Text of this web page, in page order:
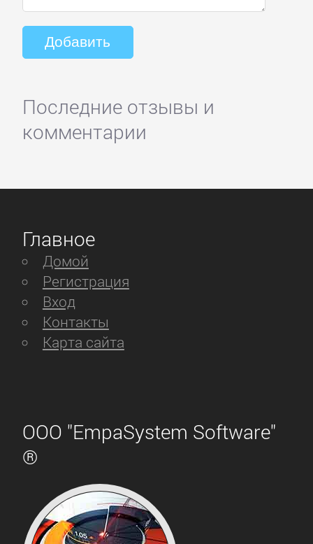
Последние отзывы и
комментарии
Главное
Домой
Регистрация
Вход
Контакты
Карта сайта
ООО "EmpaSystem Software"
®